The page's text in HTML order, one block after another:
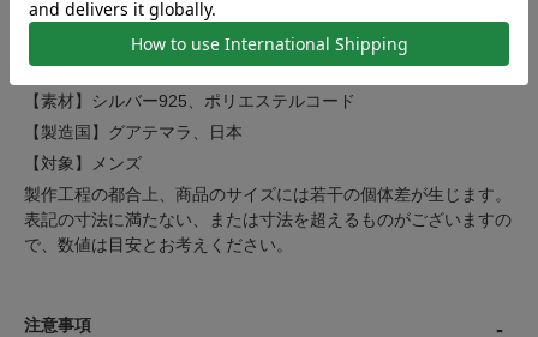
く）
コード 幅：約3mm
【サイズ】約24-26cm
【素材】シルバー925、ポリエステルコード
【製造国】グアテマラ、日本
【対象】メンズ
製作工程の都合上、商品のサイズには若干の個体差が生じます。
表記の寸法に満たない、または寸法を超えるものがございますの
で、数値は目安とお考えください。
注意事項